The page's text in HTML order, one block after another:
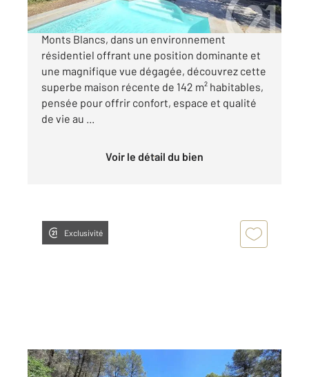
Située à Plan-de-Cuques (13380) secteur des
Monts Blancs, dans un environnement
résidentiel offrant une position dominante et
une magnifique vue dégagée, découvrez cette
superbe maison récente de 142 m² habitables,
pensée pour offrir confort, espace et qualité
de vie au ...
Voir le détail du bien
Exclusivité
ALLAUCH 13